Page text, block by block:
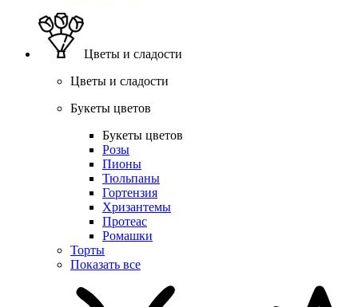
Цветы и сладости
Цветы и сладости
Букеты цветов
Букеты цветов
Розы
Пионы
Тюльпаны
Гортензия
Хризантемы
Протеас
Ромашки
Торты
Показать все